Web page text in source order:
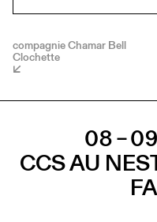
compagnie Chamar Bell
Clochette
08 –
CCS AU